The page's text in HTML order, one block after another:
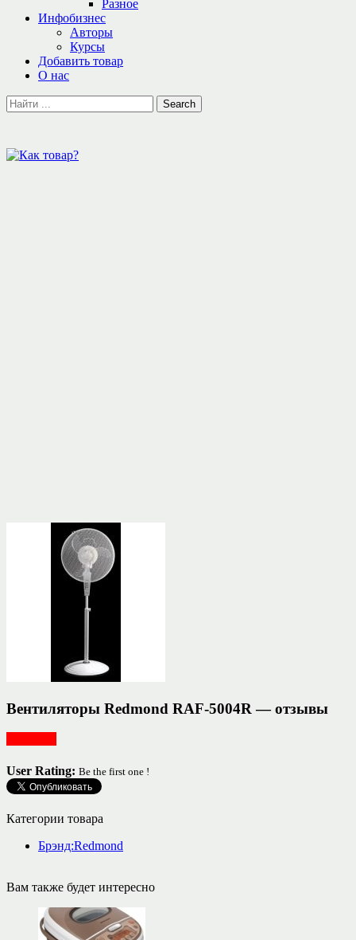
Разное
Инфобизнес
Авторы
Курсы
Добавить товар
О нас
Вентиляторы Redmond RAF-5004R — отзывы
User Rating: Be the first one !
Категории товара
Брэнд:Redmond
Вам также будет интересно